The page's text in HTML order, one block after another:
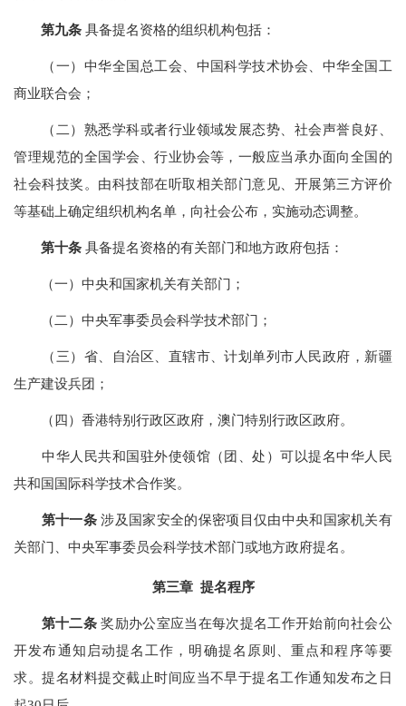
第九条 具备提名资格的组织机构包括：
（一）中华全国总工会、中国科学技术协会、中华全国工
商业联合会；
（二）熟悉学科或者行业领域发展态势、社会声誉良好、
管理规范的全国学会、行业协会等，一般应当承办面向全国的
社会科技奖。由科技部在听取相关部门意见、开展第三方评价
等基础上确定组织机构名单，向社会公布，实施动态调整。
第十条 具备提名资格的有关部门和地方政府包括：
（一）中央和国家机关有关部门；
（二）中央军事委员会科学技术部门；
（三）省、自治区、直辖市、计划单列市人民政府，新疆
生产建设兵团；
（四）香港特别行政区政府，澳门特别行政区政府。
中华人民共和国驻外使领馆（团、处）可以提名中华人民
共和国国际科学技术合作奖。
第十一条 涉及国家安全的保密项目仅由中央和国家机关有
关部门、中央军事委员会科学技术部门或地方政府提名。
第三章 提名程序
第十二条 奖励办公室应当在每次提名工作开始前向社会公
开发布通知启动提名工作，明确提名原则、重点和程序等要
求。提名材料提交截止时间应当不早于提名工作通知发布之日